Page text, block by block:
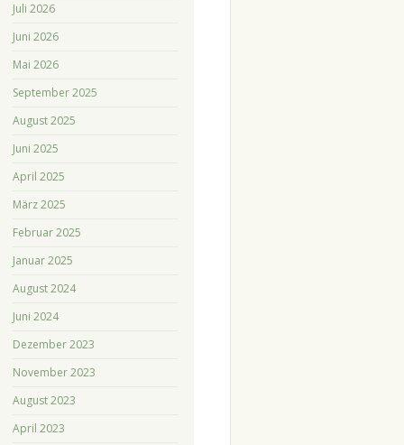
Juli 2026
Juni 2026
Mai 2026
September 2025
August 2025
Juni 2025
April 2025
März 2025
Februar 2025
Januar 2025
August 2024
Juni 2024
Dezember 2023
November 2023
August 2023
April 2023